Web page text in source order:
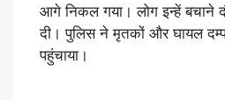
आगे निकल गया। लोग इन्हें बचाने
दी। पुलिस ने मृतकों और घायल
पहुंचाया।